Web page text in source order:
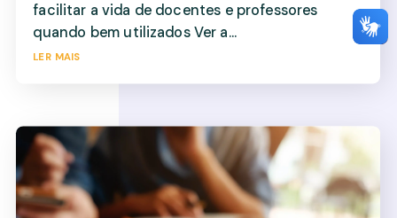
facilitar a vida de docentes e professores
quando bem utilizados Ver a...
ler mais